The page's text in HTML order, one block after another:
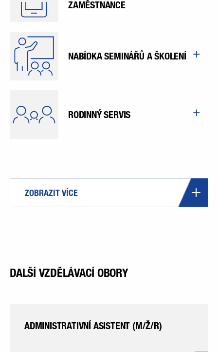
ZAMĚSTNANCE
NABÍDKA SEMINÁŘŮ A ŠKOLENÍ
RODINNÝ SERVIS
ZOBRAZIT VÍCE
DALŠÍ VZDĚLÁVACÍ OBORY
ADMINISTRATIVNÍ ASISTENT (M/Ž/R)